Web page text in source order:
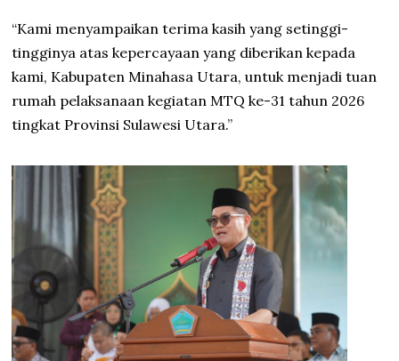
“Kami menyampaikan terima kasih yang setinggi-
tingginya atas kepercayaan yang diberikan kepada
kami, Kabupaten Minahasa Utara, untuk menjadi tuan
rumah pelaksanaan kegiatan MTQ ke-31 tahun 2026
tingkat Provinsi Sulawesi Utara.”